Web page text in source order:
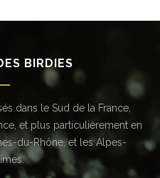
BIRDIES
dans le Sud de la France,
et plus particulièrement en
du-Rhône, et les Alpes-